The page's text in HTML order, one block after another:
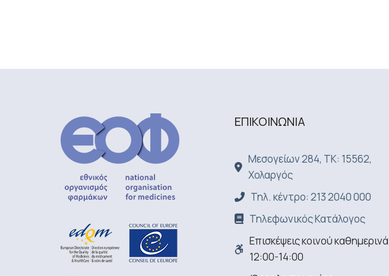
ΕΠΙΚΟΙΝΩΝΙA
Μεσογείων 284, ΤΚ: 15562,
Χολαργός
Τηλ. κέντρο: 213 2040 000
Τηλεφωνικός Κατάλογος
Επισκέψεις κοινού καθημερινά
12:00-14:00